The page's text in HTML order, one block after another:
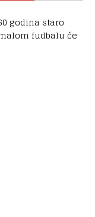
godina staro
fudbalu će